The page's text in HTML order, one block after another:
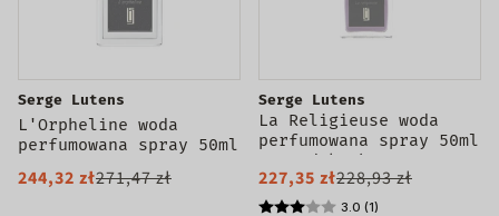
Serge Lutens
L'Orpheline woda
perfumowana spray 50ml
244,32 zł271,47 zł
Serge Lutens
La Religieuse woda
perfumowana spray 50ml
- produkt bez
opakowania
227,35 zł228,93 zł
3.0 (1)